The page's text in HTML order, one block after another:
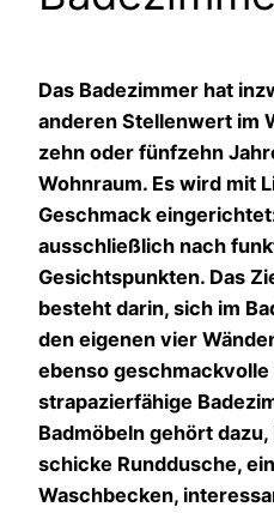
Das Badezimmer hat
anderen Stellenwert im
zehn oder fünfzehn
Wohnraum. Es wird mit
Geschmack
ausschließlich nach
Gesichtspunkten. Das
besteht darin, sich im
den eigenen vier
ebenso
strapazierfähige
Badmöbeln gehört
schicke Runddusche,
Waschbecken,